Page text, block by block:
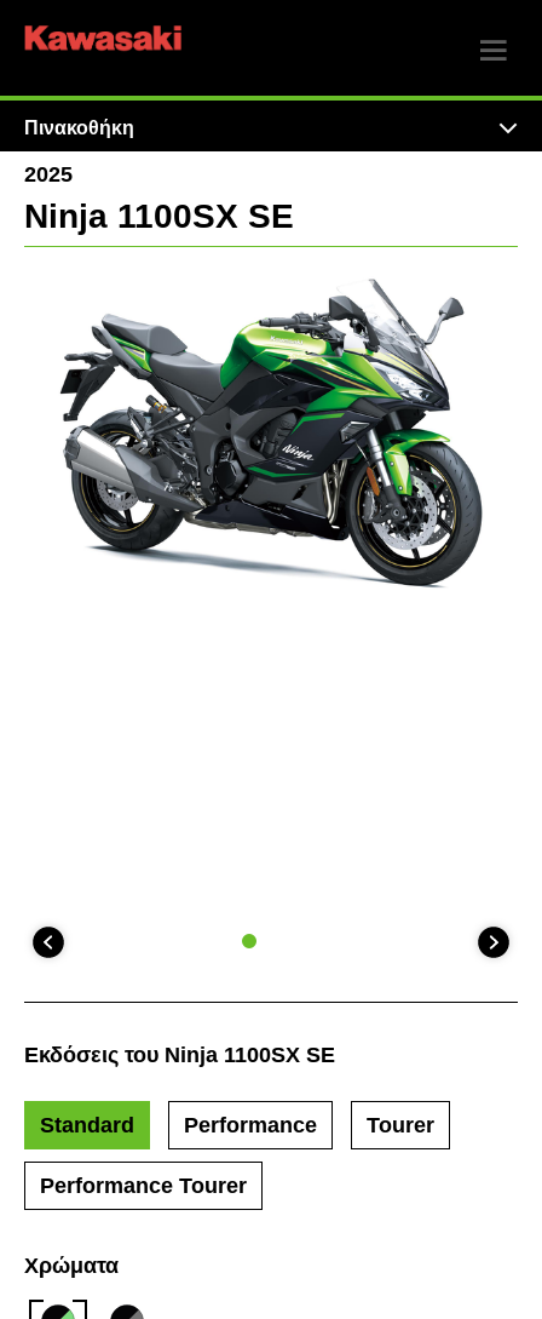
Πινακοθήκη
2025
Ninja 1100SX SE
Χρώματα
Εκδόσεις του Ninja 1100SX SE
Standard Performance Tourer
Performance Tourer